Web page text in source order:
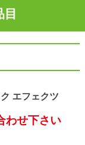
エフェクツ
わせ下さい